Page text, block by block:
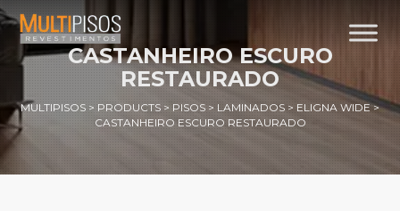
CASTANHEIRO ESCURO
RESTAURADO
MULTIPISOS > PRODUCTS > PISOS > LAMINADOS > ELIGNA WIDE>
CASTANHEIRO ESCURO RESTAURADO